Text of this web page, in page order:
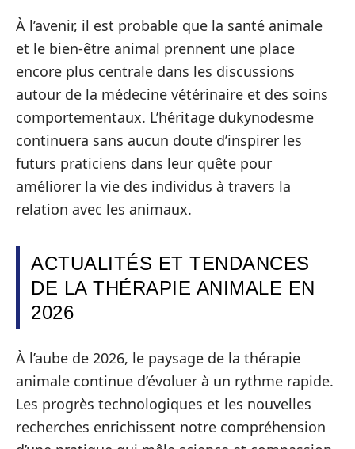
À l’avenir, il est probable que la santé animale
et le bien-être animal prennent une place
encore plus centrale dans les discussions
autour de la médecine vétérinaire et des soins
comportementaux. L’héritage dukynodesme
continuera sans aucun doute d’inspirer les
futurs praticiens dans leur quête pour
améliorer la vie des individus à travers la
relation avec les animaux.
ACTUALITÉS ET TENDANCES
DE LA THÉRAPIE ANIMALE EN
2026
À l’aube de 2026, le paysage de la thérapie
animale continue d’évoluer à un rythme rapide.
Les progrès technologiques et les nouvelles
recherches enrichissent notre compréhension